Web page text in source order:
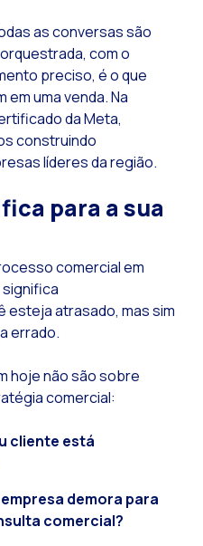
as conversas são
com o
preciso, é o que
uma venda. Na
da Meta,
construindo
líderes da região.
para a sua
comercial em
significa
esteja atrasado, mas sim
errado.
hoje não são sobre
comercial:
cliente está
demora para
comercial?